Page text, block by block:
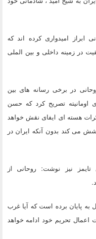
ابراز امیدواری کرده اند که
در زمینه داخلی و بین الملی
در برخی رسانه های بین
اومانیته تصریح کرد که حسن
هسته ای ایفای نقش خواهد
می کند بدون آنکه ایران در
تایمز نیز نوشت: روحانی از
به پایان برده است که آیا غرب
اعمال تحریم خود ادامه خواهد